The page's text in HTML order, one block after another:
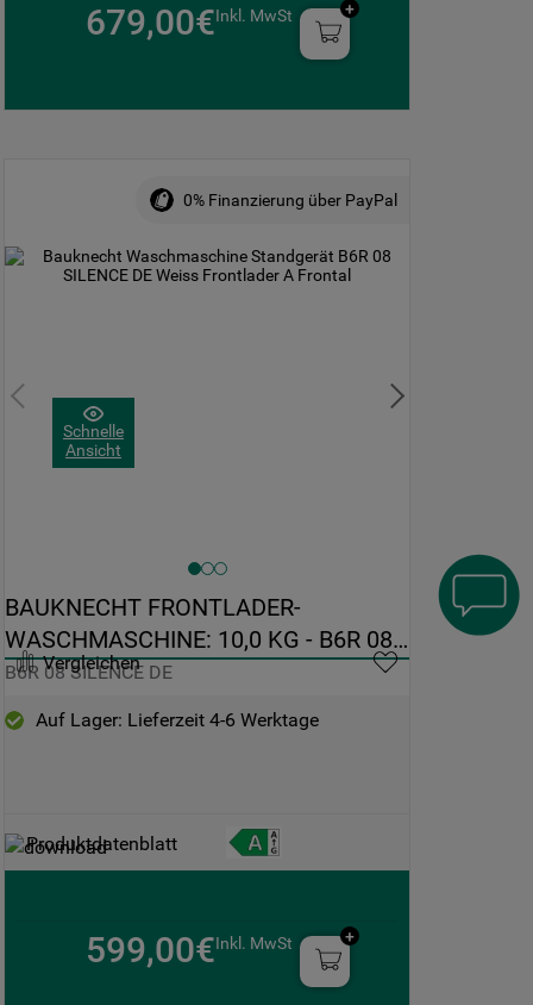
679,00€Inkl. MwSt
Schnelle
Ansicht
0% Finanzierung über PayPal
Vergleichen
BAUKNECHT FRONTLADER-
WASCHMASCHINE: 10,0 KG - B6R 08
SILENCE DE
B6R 08 SILENCE DE
Auf Lager: Lieferzeit 4-6 Werktage
Produktdatenblatt
599,00€Inkl. MwSt